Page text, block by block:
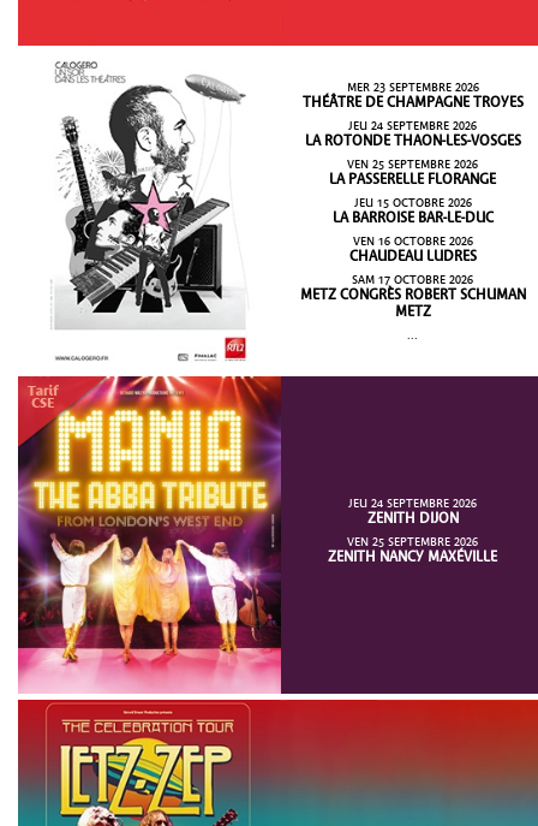
MER 23 SEPTEMBRE 2026
THÉÂTRE DE CHAMPAGNE TROYES
JEU 24 SEPTEMBRE 2026
LA ROTONDE THAON-LES-VOSGES
VEN 25 SEPTEMBRE 2026
LA PASSERELLE FLORANGE
JEU 15 OCTOBRE 2026
LA BARROISE BAR-LE-DUC
VEN 16 OCTOBRE 2026
CHAUDEAU LUDRES
SAM 17 OCTOBRE 2026
METZ CONGRÈS ROBERT SCHUMAN
METZ
JEU 24 SEPTEMBRE 2026
ZENITH DIJON
VEN 25 SEPTEMBRE 2026
ZENITH NANCY MAXÉVILLE